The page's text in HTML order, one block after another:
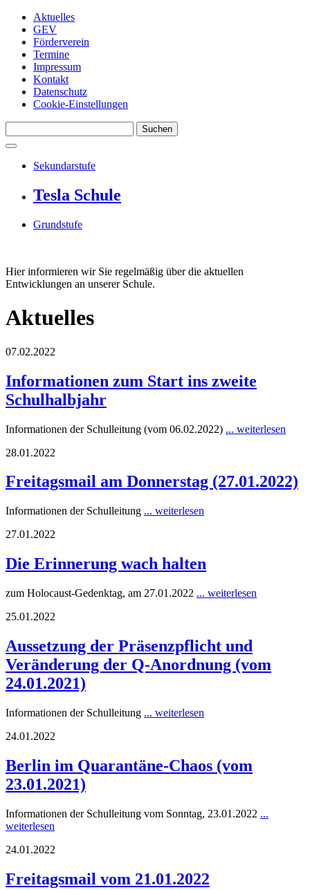
Aktuelles
GEV
Förderverein
Termine
Impressum
Kontakt
Datenschutz
Cookie-Einstellungen
Suchen
Sekundarstufe
Tesla Schule
Grundstufe
Hier informieren wir Sie regelmäßig über die aktuellen
Entwicklungen an unserer Schule.
Aktuelles
07.02.2022
Informationen zum Start ins zweite
Schulhalbjahr
Informationen der Schulleitung (vom 06.02.2022) ... weiterlesen
28.01.2022
Freitagsmail am Donnerstag (27.01.2022)
Informationen der Schulleitung ... weiterlesen
27.01.2022
Die Erinnerung wach halten
zum Holocaust-Gedenktag, am 27.01.2022 ... weiterlesen
25.01.2022
Aussetzung der Präsenzpflicht und
Veränderung der Q-Anordnung (vom
24.01.2021)
Informationen der Schulleitung ... weiterlesen
24.01.2022
Berlin im Quarantäne-Chaos (vom
23.01.2021)
Informationen der Schulleitung vom Sonntag, 23.01.2022 ...
weiterlesen
24.01.2022
Freitagsmail vom 21.01.2022